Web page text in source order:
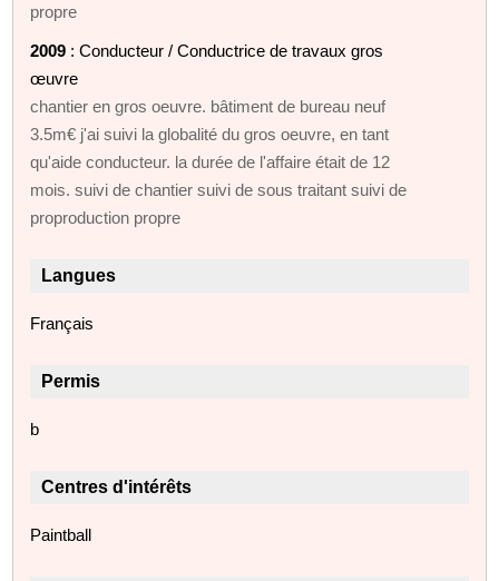
propre
2009 : Conducteur / Conductrice de travaux gros
œuvre
chantier en gros oeuvre. bâtiment de bureau neuf
3.5m€ j'ai suivi la globalité du gros oeuvre, en tant
qu'aide conducteur. la durée de l'affaire était de 12
mois. suivi de chantier suivi de sous traitant suivi de
proproduction propre
Langues
Français
Permis
b
Centres d'intérêts
Paintball